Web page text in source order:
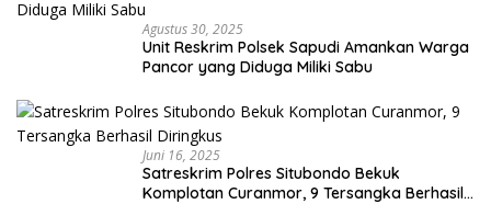
Agustus 30, 2025
Unit Reskrim Polsek Sapudi Amankan Warga
Pancor yang Diduga Miliki Sabu
Juni 16, 2025
Satreskrim Polres Situbondo Bekuk
Komplotan Curanmor, 9 Tersangka Berhasil